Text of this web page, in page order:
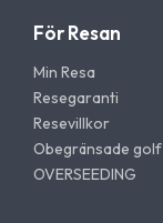
För Resan
Min Resa
Resegaranti
Resevillkor
Obegränsade golf
OVERSEEDING